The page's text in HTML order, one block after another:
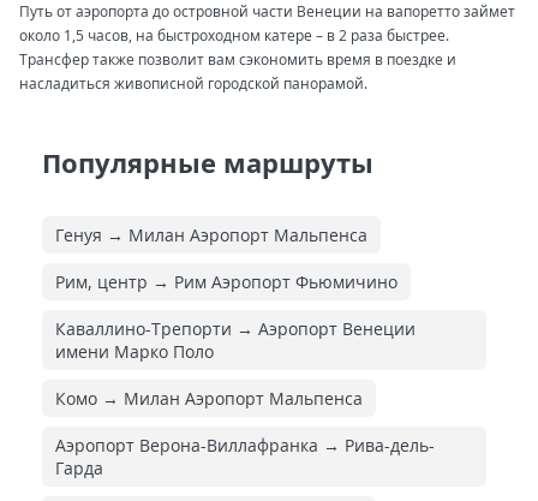
Путь от аэропорта до островной части Венеции на вапоретто займет
около 1,5 часов, на быстроходном катере – в 2 раза быстрее.
Трансфер также позволит вам сэкономить время в поездке и
насладиться живописной городской панорамой.
Популярные маршруты
Генуя → Милан Аэропорт Мальпенса
Рим, центр → Рим Аэропорт Фьюмичино
Каваллино-Трепорти → Аэропорт Венеции
имени Марко Поло
Комо → Милан Аэропорт Мальпенса
Аэропорт Верона-Виллафранка → Рива-дель-
Гарда